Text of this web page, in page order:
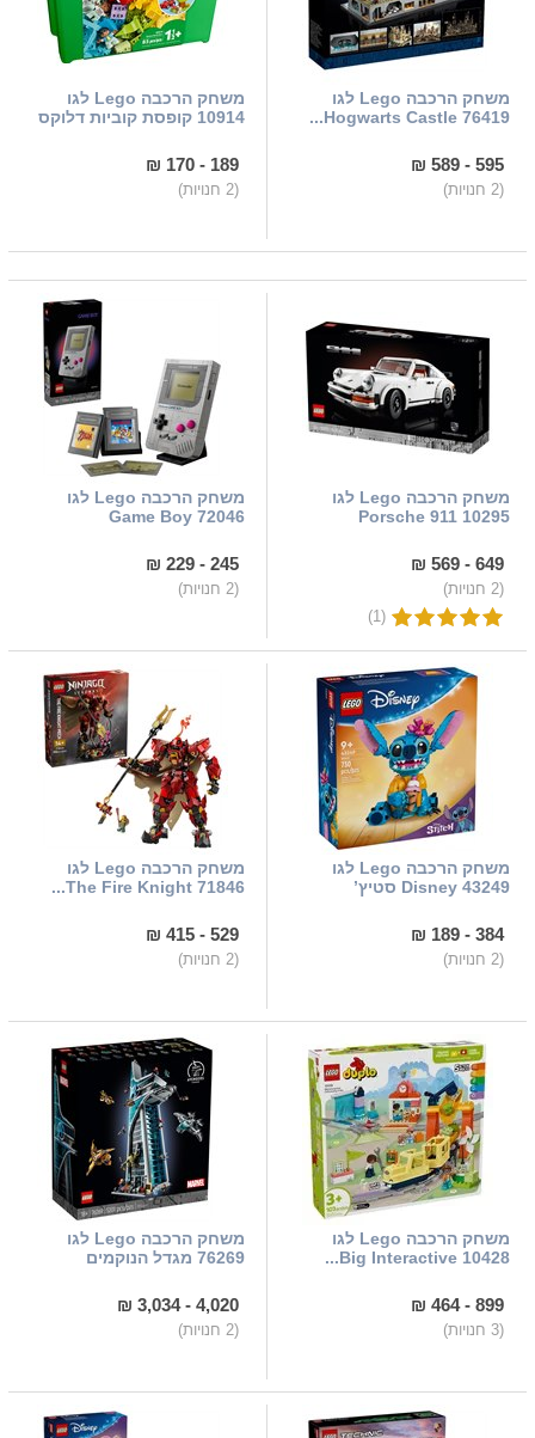
משחק הרכבה Lego לגו
76419 Hogwarts Castle...
595 - 589 ₪
(2 חנויות)
משחק הרכבה Lego לגו
10914 קופסת קוביות דלוקס
189 - 170 ₪
(2 חנויות)
משחק הרכבה Lego לגו
10295 Porsche 911
649 - 569 ₪
(2 חנויות)
(1)
משחק הרכבה Lego לגו
72046 Game Boy
245 - 229 ₪
(2 חנויות)
משחק הרכבה Lego לגו
43249 Disney סטיץ’
384 - 189 ₪
(2 חנויות)
משחק הרכבה Lego לגו
71846 The Fire Knight...
529 - 415 ₪
(2 חנויות)
משחק הרכבה Lego לגו
10428 Big Interactive...
899 - 464 ₪
(3 חנויות)
משחק הרכבה Lego לגו
76269 מגדל הנוקמים
4,020 - 3,034 ₪
(2 חנויות)